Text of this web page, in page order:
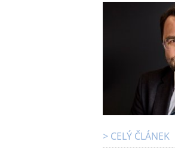
> CELÝ ČLÁNEK